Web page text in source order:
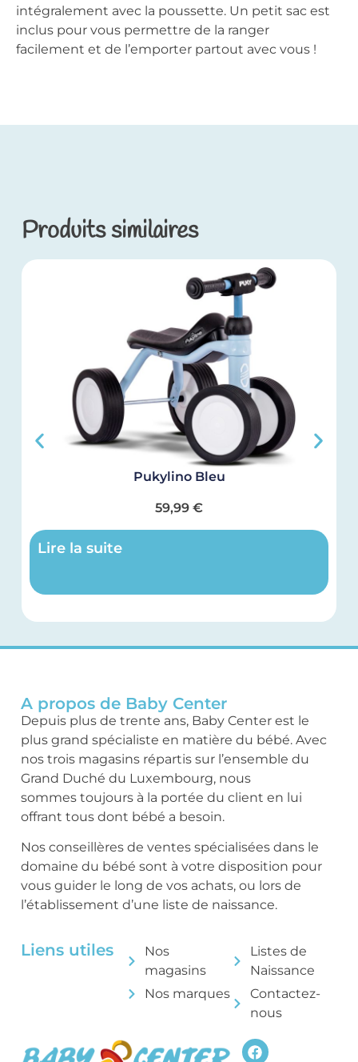
intégralement avec la poussette. Un petit sac est
inclus pour vous permettre de la ranger
facilement et de l’emporter partout avec vous !
Produits similaires
Pukylino Bleu
59,99 €
Lire la suite
A propos de Baby Center
Depuis plus de trente ans, Baby Center est le
plus grand spécialiste en matière du bébé. Avec
nos trois magasins répartis sur l’ensemble du
Grand Duché du Luxembourg, nous
sommes toujours à la portée du client en lui
offrant tous dont bébé a besoin.
Nos conseillères de ventes spécialisées dans le
domaine du bébé sont à votre disposition pour
vous guider le long de vos achats, ou lors de
l’établissement d’une liste de naissance.
Liens utiles
Nos
magasins
Nos marques
Listes de
Naissance
Contactez-
nous